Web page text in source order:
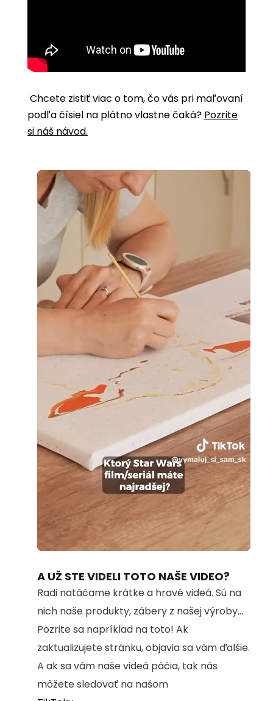
Chcete zistiť viac o tom, čo vás pri maľovaní
podľa čísiel na plátno vlastne čaká? Pozrite
si náš návod.
100.00%
A UŽ STE VIDELI TOTO NAŠE VIDEO?
Radi natáčame krátke a hravé videá. Sú na
nich naše produkty, zábery z našej výroby...
Pozrite sa napríklad na toto! Ak
zaktualizujete stránku, objavia sa vám ďalšie.
A ak sa vám naše videá páčia, tak nás
môžete sledovať na našom